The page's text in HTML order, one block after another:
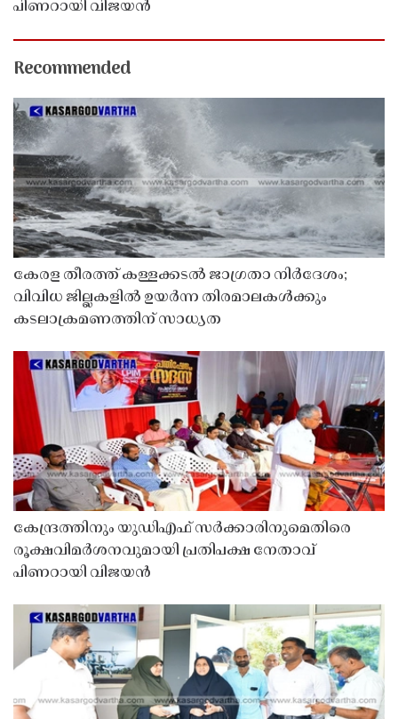
പിണറായി വിജയൻ
Recommended
കേരള തീരത്ത് കള്ളക്കടൽ ജാഗ്രതാ നിർദേശം;
വിവിധ ജില്ലകളിൽ ഉയർന്ന തിരമാലകൾക്കും
കടലാക്രമണത്തിന് സാധ്യത
കേന്ദ്രത്തിനും യുഡിഎഫ് സർക്കാരിനുമെതിരെ
രൂക്ഷവിമർശനവുമായി പ്രതിപക്ഷ നേതാവ്
പിണറായി വിജയൻ